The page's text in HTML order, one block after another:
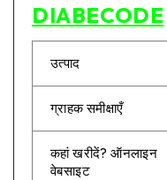
DIABECODE
उत्पाद
ग्राहक समीक्षाएँ
कहां खरीदें? ऑनलाइन
वेबसाइट